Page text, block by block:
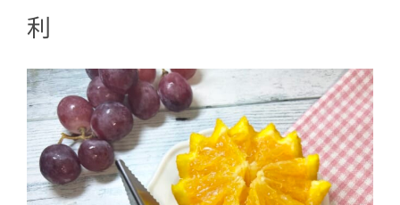
利